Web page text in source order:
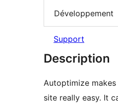
Développement
Support
Description
Autoptimize
site really easy. It